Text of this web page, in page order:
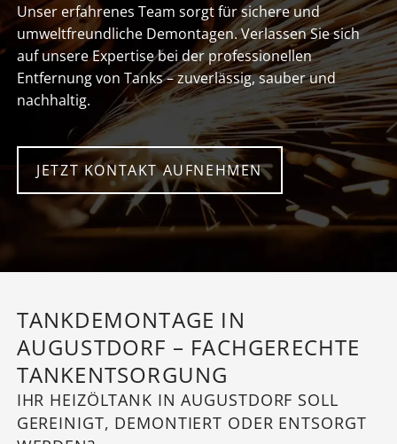
Unser erfahrenes Team sorgt für sichere und
umweltfreundliche Demontagen. Verlassen Sie sich
auf unsere Expertise bei der professionellen
Entfernung von Tanks – zuverlässig, sauber und
nachhaltig.
JETZT KONTAKT AUFNEHMEN
TANKDEMONTAGE IN
AUGUSTDORF – FACHGERECHTE
TANKENTSORGUNG
IHR HEIZÖLTANK IN AUGUSTDORF SOLL
GEREINIGT, DEMONTIERT ODER ENTSORGT